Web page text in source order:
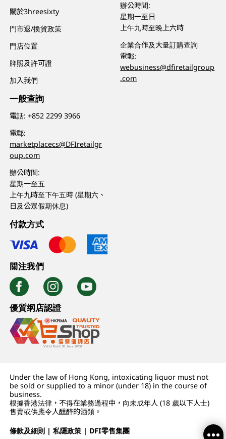
關於3hreesixty
門市退/換貨政策
門店位置
牌照及許可證
加入我們
一般查詢
電話:+852 2299 3966
電郵:
marketplacecs@DFIretailgr
oup.com
辦公時間:
星期一至五
上午九時至下午五時 (星期六、
日及公眾假期休息)
辦公時間:
星期一至日
上午九時至晚上六時
企業合作及大量訂購查詢
電郵:
webusiness@dfiretailgroup
.com
付款方式
關注我們
優質纲店認證
Under the law of Hong Kong, intoxicating liquor must not
be sold or supplied to a minor (under 18) in the course of
business.
根據香港法律，不得在業務過程中，向未成年人 (18 歲以下人士)
售賣或供應令人醺醉的酒類。
條款及細則 |私隱政策 | DFI零售集團